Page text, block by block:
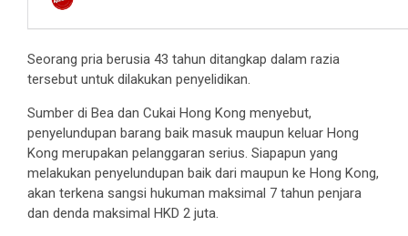
Seorang pria berusia 43 tahun ditangkap dalam razia
tersebut untuk dilakukan penyelidikan.
Sumber di Bea dan Cukai Hong Kong menyebut,
penyelundupan barang baik masuk maupun keluar Hong
Kong merupakan pelanggaran serius. Siapapun yang
melakukan penyelundupan baik dari maupun ke Hong Kong,
akan terkena sangsi hukuman maksimal 7 tahun penjara
dan denda maksimal HKD 2 juta.